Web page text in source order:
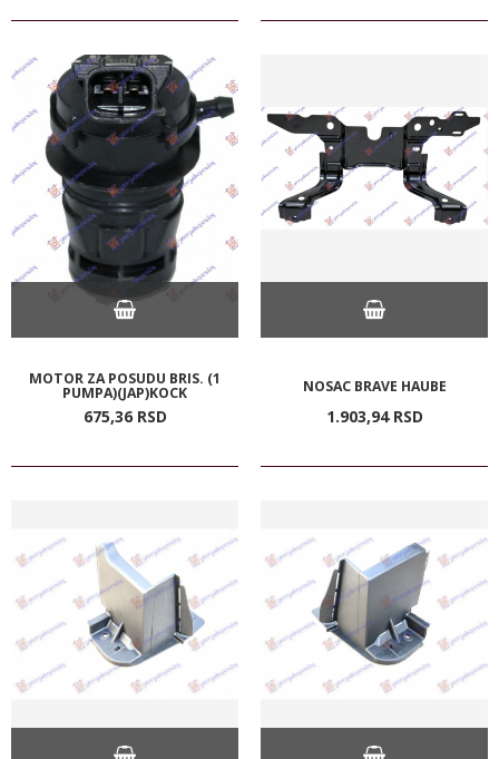
MOTOR ZA POSUDU BRIS. (1
PUMPA)(JAP)KOCK
675,36 RSD
NOSAC BRAVE HAUBE
1.903,94 RSD